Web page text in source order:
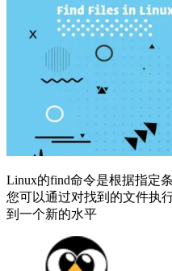
Linux的find命令是根据指定
您可以通过对找到的文件执
到一个新的水平